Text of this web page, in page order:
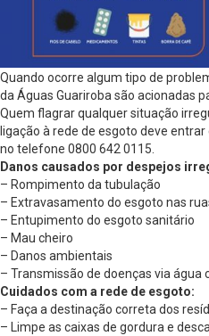
Quando ocorre algum tipo de
da Águas Guariroba são acionadas
Quem flagrar qualquer situação
ligação à rede de esgoto deve
no telefone 0800 642 0115.
Danos causados por despejos
– Rompimento da tubulação
– Extravasamento do esgoto nas
– Entupimento do esgoto sanitário
– Mau cheiro
– Danos ambientais
– Transmissão de doenças via água
Cuidados com a rede de esgoto:
– Faça a destinação correta dos
– Limpe as caixas de gordura e